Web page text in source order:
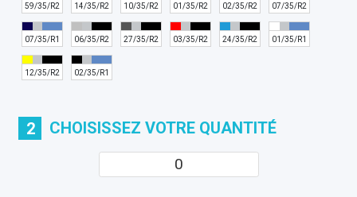
59/35/R2 14/35/R2 10/35/R2 01/35/R2 02/35/R2 07/35/R2
07/35/R1 06/35/R2 27/35/R2 03/35/R2 24/35/R2 01/35/R1
12/35/R2 02/35/R1
2 CHOISISSEZ VOTRE QUANTITÉ